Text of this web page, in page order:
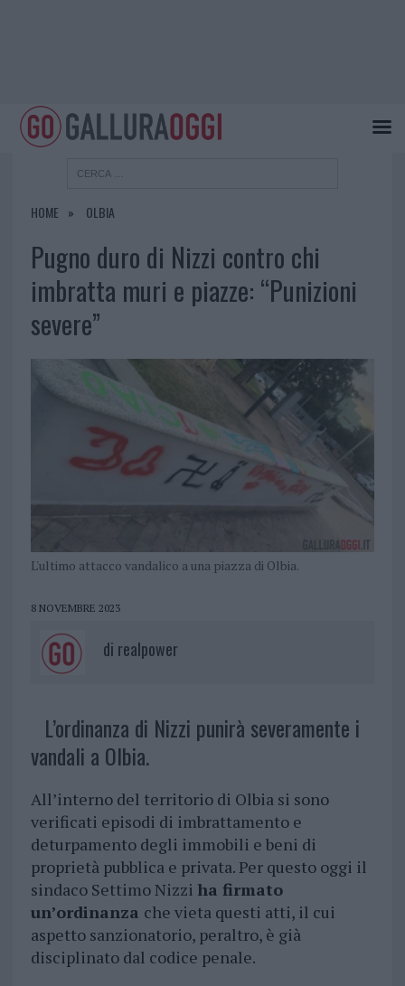
HOME OLBIA
Pugno duro di Nizzi contro chi
imbratta muri e piazze: “Punizioni
severe”
L'ultimo attacco vandalico a una piazza di Olbia.
8 NOVEMBRE 2023
di realpower
L’ordinanza di Nizzi punirà severamente i
vandali a Olbia.
All’interno del territorio di Olbia si sono
verificati episodi di imbrattamento e
deturpamento degli immobili e beni di
proprietà pubblica e privata. Per questo oggi il
sindaco Settimo Nizzi ha firmato
un’ordinanza che vieta questi atti, il cui
aspetto sanzionatorio, peraltro, è già
disciplinato dal codice penale.